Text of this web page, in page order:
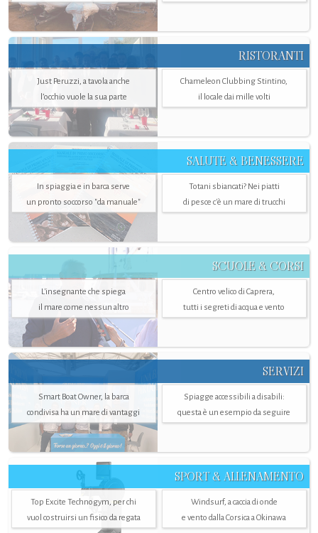
RISTORANTI
Just Peruzzi, a tavola anche
l’occhio vuole la sua parte
Chameleon Clubbing Stintino,
il locale dai mille volti
SALUTE & BENESSERE
In spiaggia e in barca serve
un pronto soccorso "da manuale"
Totani sbiancati? Nei piatti
di pesce c'è un mare di trucchi
SCUOLE & CORSI
L'insegnante che spiega
il mare come nessun altro
Centro velico di Caprera,
tutti i segreti di acqua e vento
SERVIZI
Smart Boat Owner, la barca
condivisa ha un mare di vantaggi
Spiagge accessibili a disabili:
questa è un esempio da seguire
SPORT & ALLENAMENTO
Top Excite Technogym, per chi
vuol costruirsi un fisico da regata
Windsurf, a caccia di onde
e vento dalla Corsica a Okinawa